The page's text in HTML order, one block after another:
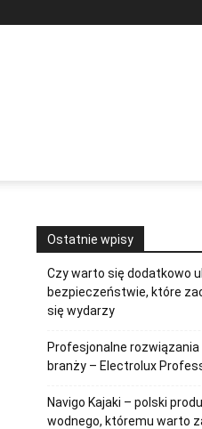
Ostatnie wpisy
Czy warto się dodatkowo
bezpieczeństwie, które
się wydarzy
Profesjonalne
branży – Electrolux
Navigo Kajaki – polski
wodnego, któremu warto